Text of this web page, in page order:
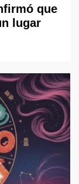
que
lugar